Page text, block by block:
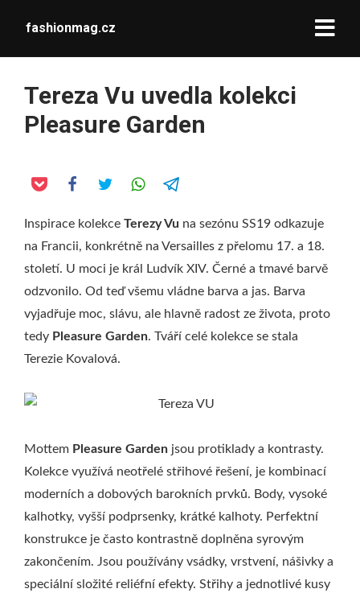
fashionmag.cz
Tereza Vu uvedla kolekci
Pleasure Garden
Inspirace kolekce Terezy Vu na sezónu SS19 odkazuje
na Francii, konkrétně na Versailles z přelomu 17. a 18.
století. U moci je král Ludvík XIV. Černé a tmavé barvě
odzvonilo. Od teď všemu vládne barva a jas. Barva
vyjadřuje moc, slávu, ale hlavně radost ze života, proto
tedy Pleasure Garden. Tváří celé kolekce se stala
Terezie Kovalová.
Mottem Pleasure Garden jsou protiklady a kontrasty.
Kolekce využívá neotřelé střihové řešení, je kombinací
moderních a dobových barokních prvků. Body, vysoké
kalhotky, vyšší podprsenky, krátké kalhoty. Perfektní
konstrukce je často kontrastně doplněna syrovým
zakončením. Jsou používány vsádky, vrstvení, nášivky a
speciální složité reliéfní efekty. Střihy a jednotlivé kusy